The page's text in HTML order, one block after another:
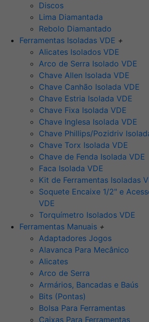
Discos
Lima Diamantada
Rebolo Diamantado
Ferramentas Isoladas VDE +
Alicates Isolados VDE
Arco de Serra Isolado VDE
Chave Allen Isolada VDE
Chave Canhão Isolada VDE
Chave Estria Isolada VDE
Chave Fixa Isolada VDE
Chave Inglesa Isolada VDE
Chave Phillips/Pozidriv
Chave Torx Isolada VDE
Chave de Fenda Isolada VDE
Faca Isolada VDE
Kit de Ferramentas Isoladas
Soquete Encaixe 1/2" e
VDE
Torquímetro Isolados VDE
Ferramentas Manuais +
Adaptadores Jogos
Alavanca Para Mecânico
Alicates
Arco de Serra
Armários, Bancadas e Baús
Bits (Pontas)
Bolsa Para Ferramentas
Caixas Para Ferramentas